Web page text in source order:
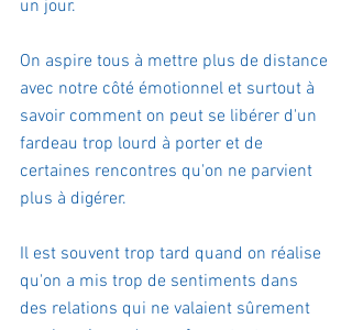
un jour.
On aspire tous à mettre plus de distance
avec notre côté émotionnel et surtout à
savoir comment on peut se libérer d'un
fardeau trop lourd à porter et de
certaines rencontres qu'on ne parvient
plus à digérer.
Il est souvent trop tard quand on réalise
qu'on a mis trop de sentiments dans
des relations qui ne valaient sûrement